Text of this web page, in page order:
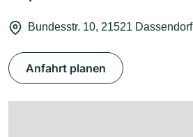
Bundesstr. 10, 21521 Dassendorf
Anfahrt planen